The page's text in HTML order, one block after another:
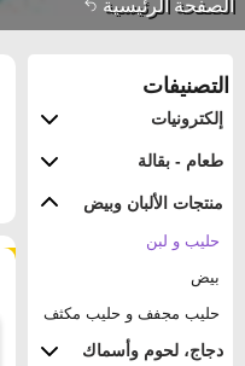
الصفحة الرئيسية
التصنيفات
إلكترونيات
طعام - بقالة
منتجات الألبان وبيض
حليب و لبن
بيض
حليب مجفف و حليب مكثف
دجاج، لحوم وأسماك